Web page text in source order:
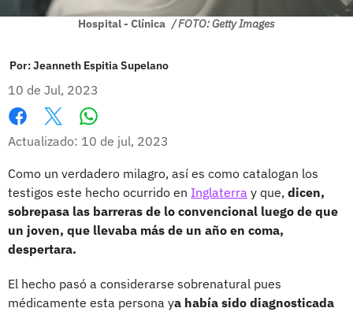
Hospital - Clínica / FOTO: Getty Images
Por:Jeanneth Espitia Supelano
10 de Jul, 2023
Facebook
X
Actualizado: 10 de jul, 2023
Como un verdadero milagro, así es como catalogan los
testigos este hecho ocurrido en Inglaterra y que, dicen,
sobrepasa las barreras de lo convencional luego de que
un joven, que llevaba más de un año en coma,
despertara.
El hecho pasó a considerarse sobrenatural pues
médicamente esta persona ya había sido diagnosticada